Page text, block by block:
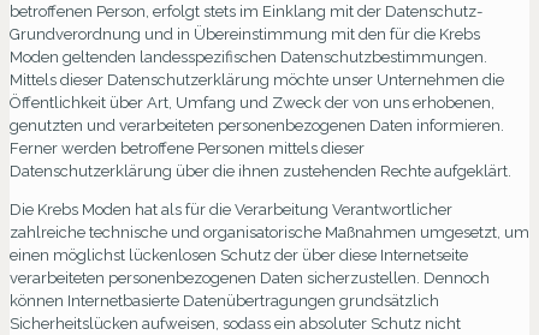
betroffenen Person, erfolgt stets im Einklang mit der Datenschutz-
Grundverordnung und in Übereinstimmung mit den für die Krebs
Moden geltenden landesspezifischen Datenschutzbestimmungen.
Mittels dieser Datenschutzerklärung möchte unser Unternehmen die
Öffentlichkeit über Art, Umfang und Zweck der von uns erhobenen,
genutzten und verarbeiteten personenbezogenen Daten informieren.
Ferner werden betroffene Personen mittels dieser
Datenschutzerklärung über die ihnen zustehenden Rechte aufgeklärt.
Die Krebs Moden hat als für die Verarbeitung Verantwortlicher
zahlreiche technische und organisatorische Maßnahmen umgesetzt, um
einen möglichst lückenlosen Schutz der über diese Internetseite
verarbeiteten personenbezogenen Daten sicherzustellen. Dennoch
können Internetbasierte Datenübertragungen grundsätzlich
Sicherheitslücken aufweisen, sodass ein absoluter Schutz nicht